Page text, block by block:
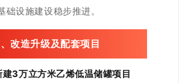
础设施建设稳步推进。
改造升级及配套项目
3万立方米乙烯低温储罐项目